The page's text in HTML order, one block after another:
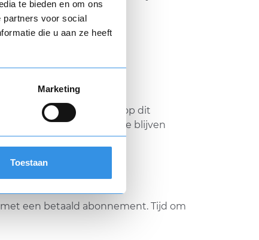
te bieden en om ons
partners voor social
die u aan ze heeft
Marketing
Toestaan
kunt luisteren, maar op dit
toch de hele proefperiode blijven
een betaald abonnement. Tijd om